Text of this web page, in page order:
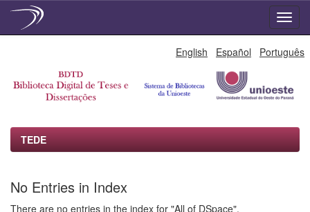
English Español Português
TEDE
No Entries in Index
There are no entries in the index for "All of DSpace".